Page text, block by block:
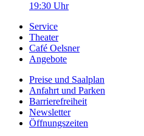
19:30 Uhr
Service
Theater
Café Oelsner
Angebote
Preise und Saalplan
Anfahrt und Parken
Barrierefreiheit
Newsletter
Öffnungszeiten